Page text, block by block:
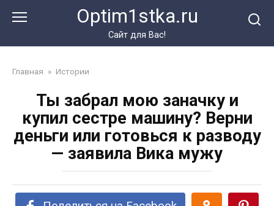
Optim1stka.ru
Сайт для Вас!
Главная » Истории
Ты забрал мою заначку и
купил сестре машину? Верни
деньги или готовься к разводу
— заявила Вика мужу